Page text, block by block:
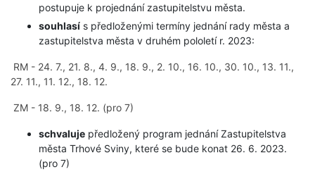
postupuje k projednání zastupitelstvu města.
souhlasí s předloženými termíny jednání rady města a
zastupitelstva města v druhém pololetí r. 2023:
RM - 24. 7., 21. 8., 4. 9., 18. 9., 2. 10., 16. 10., 30. 10., 13. 11.,
27. 11., 11. 12., 18. 12.
ZM - 18. 9., 18. 12. (pro 7)
schvaluje předložený program jednání Zastupitelstva
města Trhové Sviny, které se bude konat 26. 6. 2023.
(pro 7)